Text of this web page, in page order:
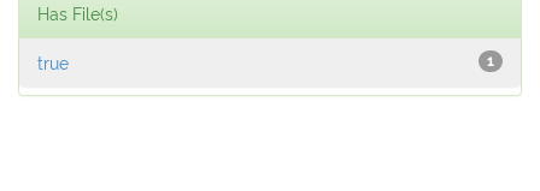
Has File(s)
1
true